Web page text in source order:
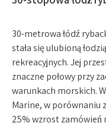
30-metrowa łódź
stała się ulubioną
rekreacyjnych. Jej
znaczne połowy przy
warunkach morskich.
Marine, w porównaniu
25% wzrost zamówień